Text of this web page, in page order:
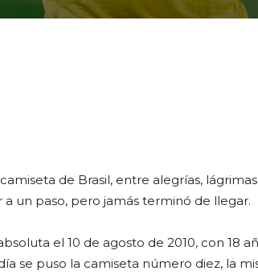
de Brasil, entre alegrías,
un paso, pero jamás terminó de llegar.
el 10 de agosto de 2010, con 18
se puso la camiseta número diez, la